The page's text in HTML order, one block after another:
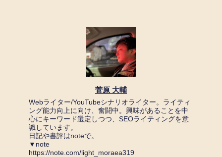
菅原 大輔
Webライター/YouTubeシナリオライター。ライティ
ング能力向上に向け、奮闘中。興味があることを中
心にキーワード選定しつつ、SEOライティングを意
識しています。
日記や書評はnoteで。
▼note
https://note.com/light_moraea319